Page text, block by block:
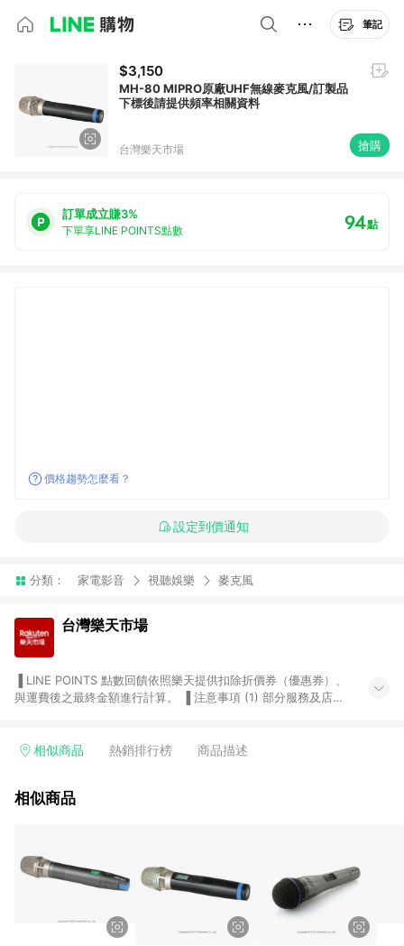
筆記
$3,150
MH-80 MIPRO原廠UHF無線麥克風/訂製品
下標後請提供頻率相關資料
台灣樂天市場 搶購
訂單成立賺3%
下單享LINE POINTS點數 94點
價格趨勢怎麼看？
設定到價通知
分類： 家電影音 視聽娛樂 麥克風
台灣樂天市場
與運費後之最終金額進行計算。 ▐ 注意事項 (1) 部分服務及店家
Smart mobile、神腦生活、JS巨盛、樂天KOBO電子書，請詳閱
台灣樂天市場，並在同一瀏覽器於24小時內結帳，才享有 LINE
由網頁版(電腦版/手機版網頁)切換為App都將會造成追蹤中斷而
無法進行 LINE POINTS 回饋。 (5) LINE 購物為購物資訊整合性
平台，商品資料更新會有時間差，如顯示之商品規格、顏色、價
位、贈品與台灣樂天市場銷售網頁不符，以銷售網頁標示為準。
(6) 導購訂單已逾 365 天，根據台灣樂天回饋規定，逾期訂單將
相似商品 熱銷排行榜 商品描述
相似商品